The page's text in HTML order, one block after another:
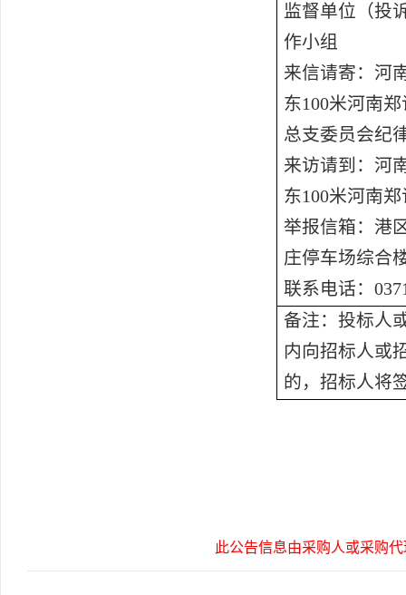
监督单位 （投
作小组
来信请寄：河
东100米河南
总支委员会纪
来访请到：河
东100米河南
举报信箱：港
庄停车场综合
联系电话：
备注：投标人
内向招标人或
的，招标人将
此公告信息由采购人或采购